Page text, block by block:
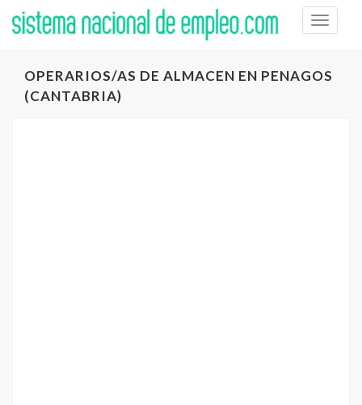
Toggle
OPERARIOS/AS DE ALMACEN EN PENAGOS
(CANTABRIA)